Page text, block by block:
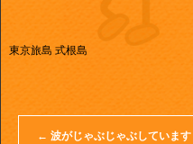
東京旅島 式根島
← 波がじゃぶじゃぶしています